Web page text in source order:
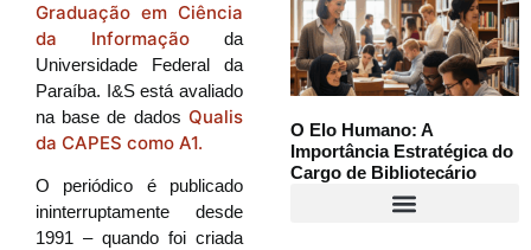
Graduação em Ciência
da Informação da
Universidade Federal da
Paraíba. I&S está avaliado
na base de dados Qualis
da CAPES como A1.
O periódico é publicado
ininterruptamente desde
1991 – quando foi criada
O Elo Humano: A
Importância Estratégica do
Cargo de Bibliotecário